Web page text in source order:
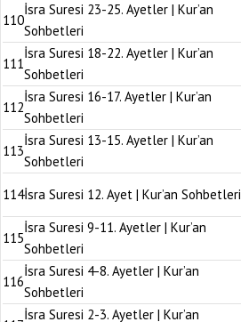
110
İsra Suresi 23-25. Ayetler | Kur’an
Sohbetleri
111
İsra Suresi 18-22. Ayetler | Kur’an
Sohbetleri
112
İsra Suresi 16-17. Ayetler | Kur’an
Sohbetleri
113
İsra Suresi 13-15. Ayetler | Kur’an
Sohbetleri
114İsra Suresi 12. Ayet | Kur’an Sohbetleri
115
İsra Suresi 9-11. Ayetler | Kur’an
Sohbetleri
116
İsra Suresi 4-8. Ayetler | Kur’an
Sohbetleri
İsra Suresi 2-3. Ayetler | Kur’an